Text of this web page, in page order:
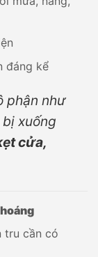
đáng kể
phận như
xuống
cửa,
tru cần có